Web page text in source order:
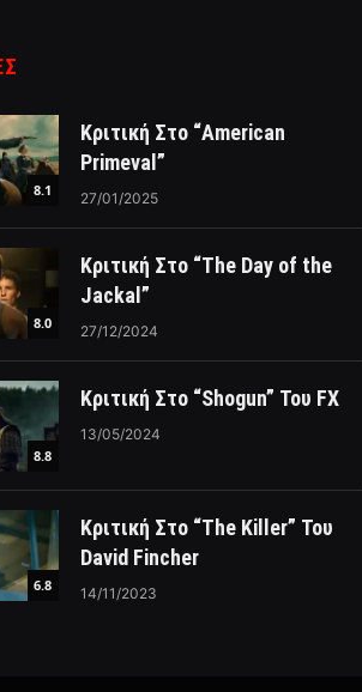
8.1
Κριτική Στο “American
Primeval”
27/01/2025
8.0
Κριτική Στο “The Day of the
Jackal”
27/12/2024
8.8
Κριτική Στο “Shogun” Του FX
13/05/2024
6.8
Κριτική Στο “The Killer” Του
David Fincher
14/11/2023